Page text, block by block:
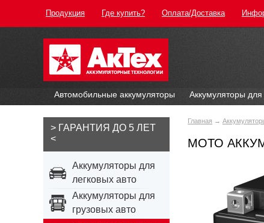
Продукция Где купить? Оплата/Доставка
Автомобильные аккумуляторы Аккумуляторы для
Главная →
МОТО
> ГАРАНТИЯ ДО 5 ЛЕТ
<
Аккумуляторы для
легковых авто
Аккумуляторы для
грузовых авто